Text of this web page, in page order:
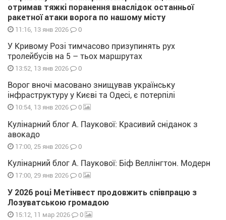
отримав тяжкі поранення внаслідок останньої
ракетної атаки ворога по нашому місту
11:16, 13 янв 2026 0
У Кривому Розі тимчасово призупинять рух
тролейбусів на 5 – тьох маршрутах
13:52, 13 янв 2026 0
Ворог вночі масовано знищував українську
інфраструктуру у Києві та Одесі, є потерпілі
10:54, 13 янв 2026 0
Кулінарний блог А. Паукової: Красивий сніданок з
авокадо
17:00, 25 янв 2026 0
Кулінарний блог А. Паукової: Біф Веллінгтон. Модерн
17:00, 29 янв 2026 0
У 2026 році Метінвест продовжить співпрацю з
Лозуватською громадою
15:12, 11 мар 2026 0